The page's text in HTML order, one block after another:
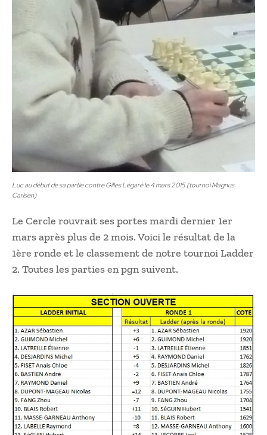
Luc au début de sa partie contre Gilles Légaré le 4 mars 2015 (tournoi Magnus
Carlsen)
Le Cercle rouvrait ses portes mardi dernier 1er
mars après plus de 2 mois. Voici le résultat de la
1ère ronde et le classement de notre tournoi Ladder
2. Toutes les parties en pgn suivent.